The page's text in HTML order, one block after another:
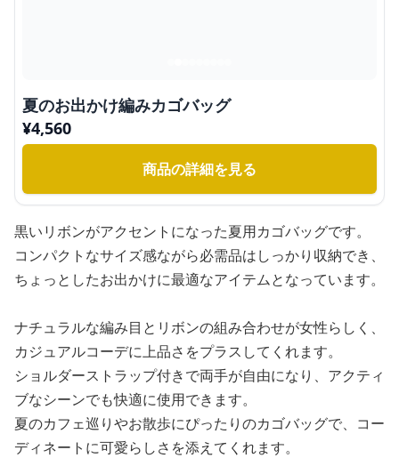
夏のお出かけ編みカゴバッグ
¥4,560
商品の詳細を見る
黒いリボンがアクセントになった夏用カゴバッグです。
コンパクトなサイズ感ながら必需品はしっかり収納でき、
ちょっとしたお出かけに最適なアイテムとなっています。
ナチュラルな編み目とリボンの組み合わせが女性らしく、
カジュアルコーデに上品さをプラスしてくれます。
ショルダーストラップ付きで両手が自由になり、アクティ
ブなシーンでも快適に使用できます。
夏のカフェ巡りやお散歩にぴったりのカゴバッグで、コー
ディネートに可愛らしさを添えてくれます。